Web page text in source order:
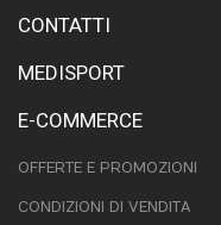
CONTATTI
MEDISPORT
E-COMMERCE
OFFERTE E PROMOZIONI
CONDIZIONI DI VENDITA